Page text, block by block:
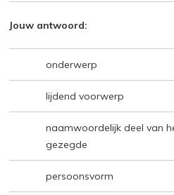
Jouw antwoord:
onderwerp
lijdend voorwerp
naamwoordelijk deel van
gezegde
persoonsvorm